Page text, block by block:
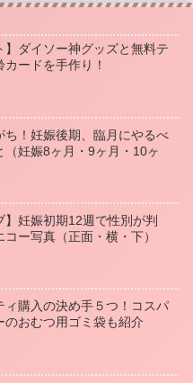
】ダイソー神グッズと無料テ
カードを手作り！
ち！妊娠後期、臨月にやるべ
（妊娠8ヶ月・9ヶ月・10ヶ
】妊娠初期12週で性別が判
ー写真（正面・横・下）
ィ購入の決め手５つ！コスパ
のおむつ用ゴミ袋も紹介